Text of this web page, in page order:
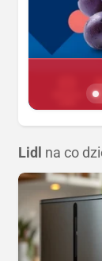
Lidl na co